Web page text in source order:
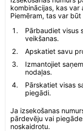
kombinācijas, kas
Piemēram, tas var
Pārbaudiet visus
veikšanas.
Apskatiet savu
Izmantojiet
nodaļas.
Pārskatiet visas
piegādi.
Ja izsekošanas
pārdevēju vai
noskaidrotu.